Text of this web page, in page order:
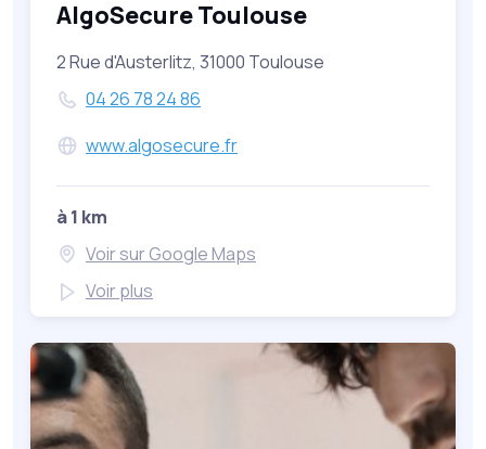
AlgoSecure Toulouse
2 Rue d'Austerlitz, 31000 Toulouse
04 26 78 24 86
www.algosecure.fr
à 1 km
Voir sur Google Maps
Voir plus